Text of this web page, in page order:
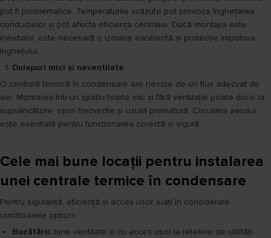
pot fi problematice. Temperaturile scăzute pot provoca înghețarea
conductelor și pot afecta eficiența centralei. Dacă montajul este
inevitabil, este necesară o izolație excelentă și protecție împotriva
înghețului.
Dulapuri mici și neventilate
O centrală termică în condensare are nevoie de un flux adecvat de
aer. Montarea într-un spațiu foarte mic și fără ventilație poate duce la
supraîncălzire, opriri frecvente și uzură prematură. Circulația aerului
este esențială pentru funcționarea corectă și sigură.
Cele mai bune locații pentru instalarea
unei centrale termice în condensare
Pentru siguranță, eficiență și acces ușor, luați în considerare
următoarele opțiuni:
Bucătării: bine ventilate și cu acces ușor la rețelele de utilități.